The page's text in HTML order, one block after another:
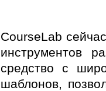
CourseLab
инструментов
средство с
шаблонов,